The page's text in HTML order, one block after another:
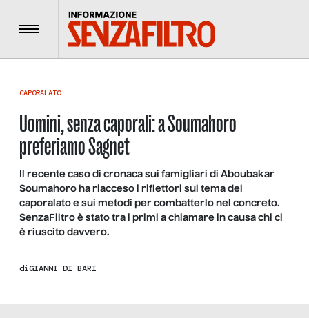
Menu
CAPORALATO
Uomini, senza caporali: a Soumahoro
preferiamo Sagnet
Il recente caso di cronaca sui famigliari di Aboubakar
Soumahoro ha riacceso i riflettori sul tema del
caporalato e sui metodi per combatterlo nel concreto.
SenzaFiltro è stato tra i primi a chiamare in causa chi ci
è riuscito davvero.
diGIANNI DI BARI